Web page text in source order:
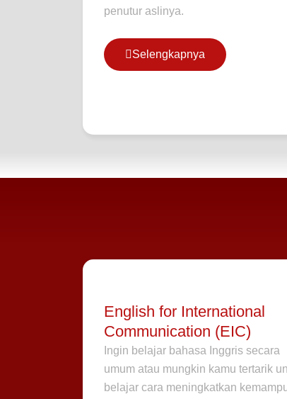
penutur aslinya.
Selengkapnya
English for International
Communication (EIC)
Ingin belajar bahasa Inggris secara
umum atau mungkin kamu tertarik
belajar cara meningkatkan